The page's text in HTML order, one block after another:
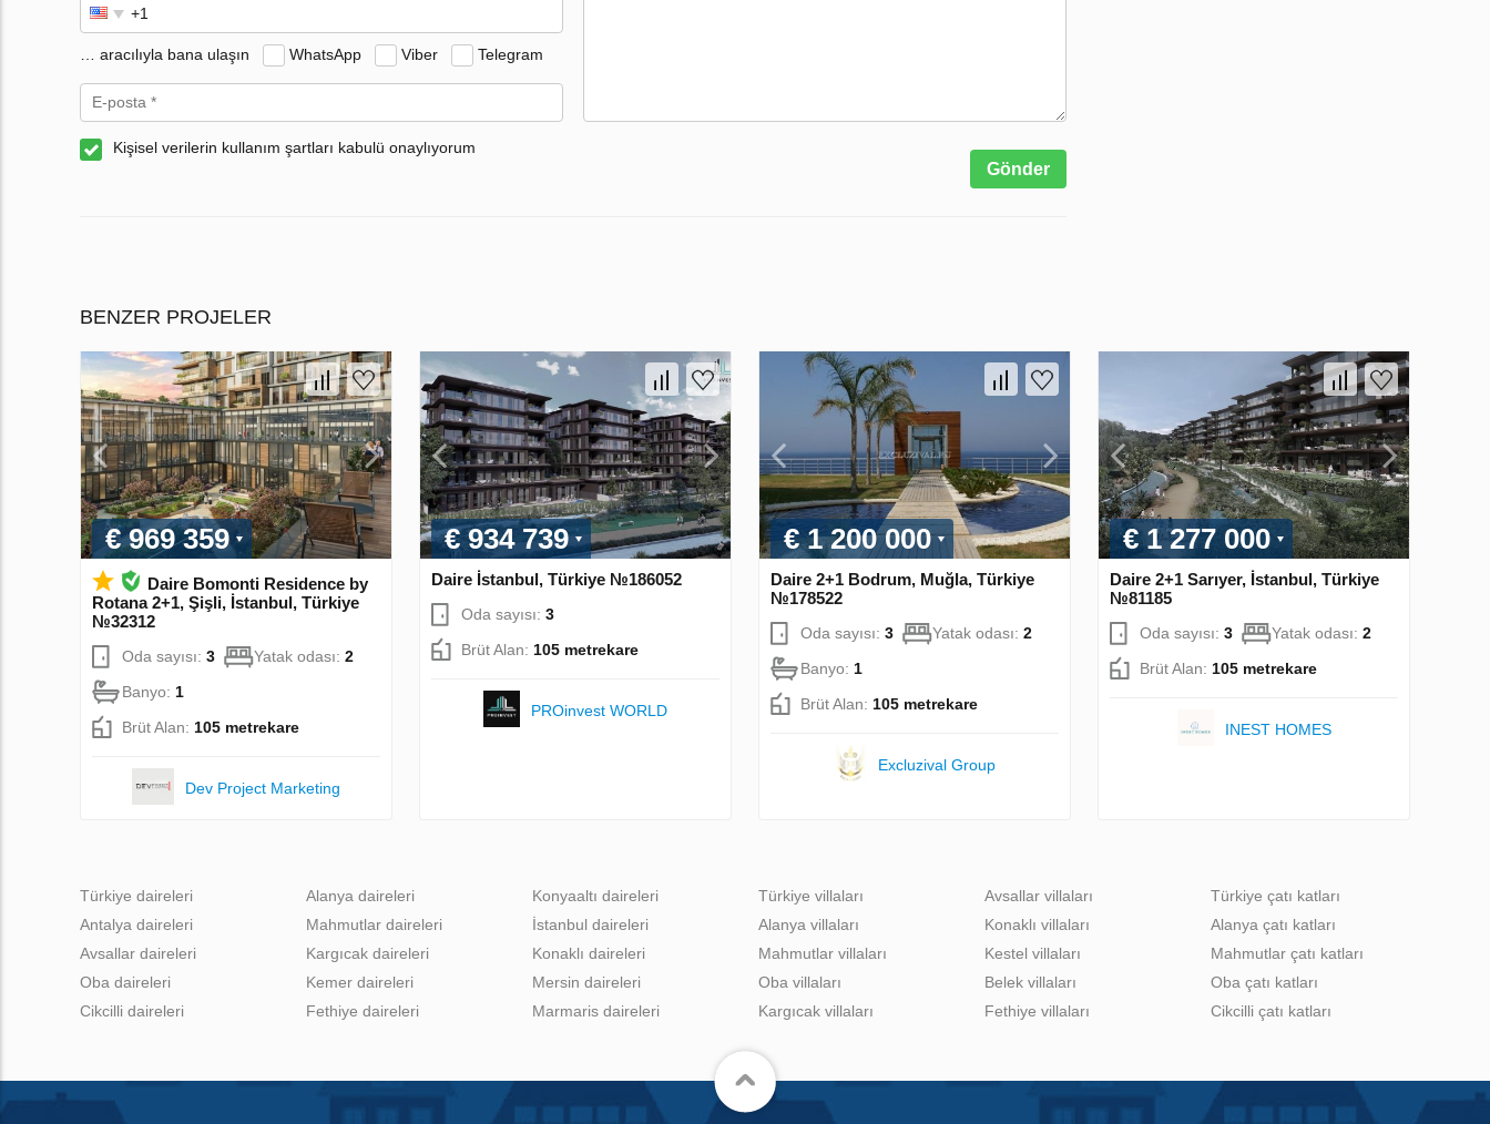
… aracılıyla bana ulaşın WhatsApp Viber Telegram
Kişisel verilerin kullanım şartları kabulü onaylıyorum
Gönder
BENZER PROJELER
€ 969 359
Daire Bomonti Residence by
Rotana 2+1, Şişli, İstanbul, Türkiye
№32312
Oda sayısı: 3 Yatak odası: 2
Banyo: 1
Brüt Alan: 105 metrekare
Dev Project Marketing
€ 934 739
Daire İstanbul, Türkiye №186052
Oda sayısı: 3
Brüt Alan: 105 metrekare
PROinvest WORLD
€ 1 200 000
Daire 2+1 Bodrum, Muğla, Türkiye
№178522
Oda sayısı: 3 Yatak odası: 2
Banyo: 1
Brüt Alan: 105 metrekare
Excluzival Group
€ 1 277 000
Daire 2+1 Sarıyer, İstanbul, Türkiye
№81185
Oda sayısı: 3 Yatak odası: 2
Brüt Alan: 105 metrekare
INEST HOMES
Türkiye daireleri
Antalya daireleri
Avsallar daireleri
Oba daireleri
Cikcilli daireleri
Alanya daireleri
Mahmutlar daireleri
Kargıcak daireleri
Kemer daireleri
Fethiye daireleri
Konyaaltı daireleri
İstanbul daireleri
Konaklı daireleri
Mersin daireleri
Marmaris daireleri
Türkiye villaları
Alanya villaları
Mahmutlar villaları
Oba villaları
Kargıcak villaları
Avsallar villaları
Konaklı villaları
Kestel villaları
Belek villaları
Fethiye villaları
Türkiye çatı katları
Alanya çatı katları
Mahmutlar çatı katları
Oba çatı katları
Cikcilli çatı katları